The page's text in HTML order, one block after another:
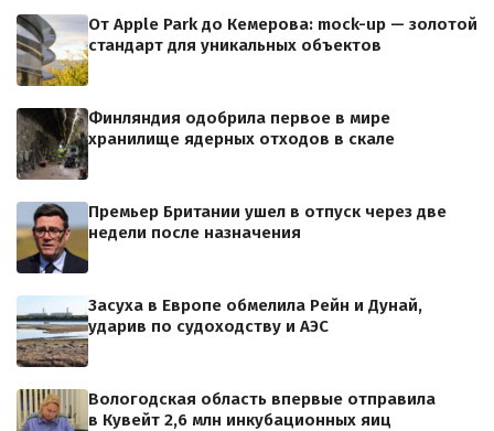
От Apple Park до Кемерова: mock-up — золотой
стандарт для уникальных объектов
Финляндия одобрила первое в мире
хранилище ядерных отходов в скале
Премьер Британии ушел в отпуск через две
недели после назначения
Засуха в Европе обмелила Рейн и Дунай,
ударив по судоходству и АЭС
Вологодская область впервые отправила
в Кувейт 2,6 млн инкубационных яиц